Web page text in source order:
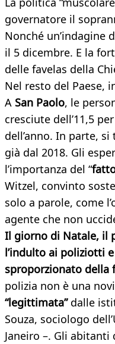
governatore il
Nonché un’indagine
il 5 dicembre. E la
delle favelas della
Nel resto del Paese,
A San Paolo, le
cresciute dell’11,5
dell’anno. In parte,
già dal 2018. Gli
l’importanza del “
Witzel, convinto
solo a parole, come
agente che non
Il giorno di Natale, il
l’indulto ai poliziotti
sproporzionato della
polizia non è una
“legittimata”dalle
Souza, sociologo
Janeiro –. Gli